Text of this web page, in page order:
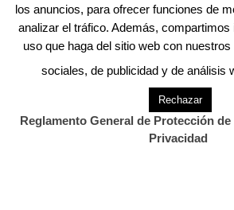
.
También Te Puede
los anuncios, para ofrecer funciones de
analizar el tráfico. Además,
uso que haga del sitio web con
sociales, de publicidad y de análisis
Rechazar
Reglamento General de Protección
Privacidad